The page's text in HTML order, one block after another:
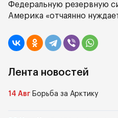
Федеральную резервную
Америка «отчаянно
Лента новостей
14 Авг Борьба за Арктику